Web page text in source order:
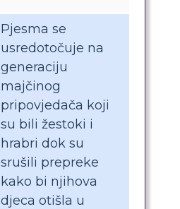
Pjesma se
usredotočuje na
generaciju
majčinog
pripovjedača koji
su bili žestoki i
hrabri dok su
srušili prepreke
kako bi njihova
djeca otišla u